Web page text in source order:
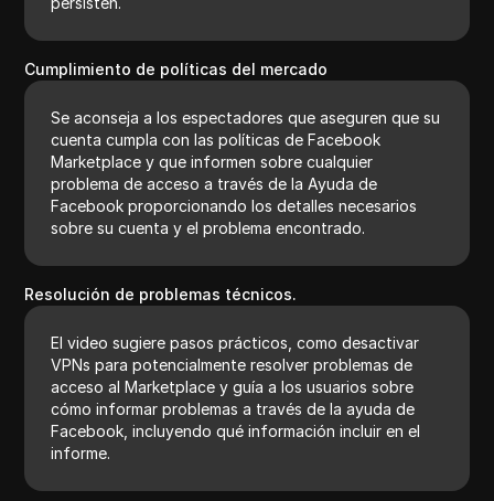
Cumplimiento de políticas del mercado
Se aconseja a los espectadores que aseguren que su
cuenta cumpla con las políticas de Facebook
Marketplace y que informen sobre cualquier
problema de acceso a través de la Ayuda de
Facebook proporcionando los detalles necesarios
sobre su cuenta y el problema encontrado.
Resolución de problemas técnicos.
El video sugiere pasos prácticos, como desactivar
VPNs para potencialmente resolver problemas de
acceso al Marketplace y guía a los usuarios sobre
cómo informar problemas a través de la ayuda de
Facebook, incluyendo qué información incluir en el
informe.